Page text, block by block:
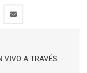
VIVO A TRAVÉS